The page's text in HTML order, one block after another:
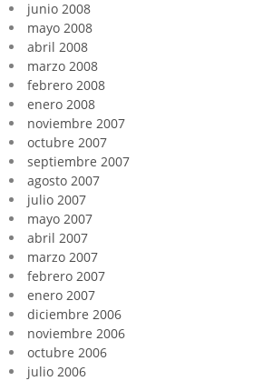
junio 2008
mayo 2008
abril 2008
marzo 2008
febrero 2008
enero 2008
noviembre 2007
octubre 2007
septiembre 2007
agosto 2007
julio 2007
mayo 2007
abril 2007
marzo 2007
febrero 2007
enero 2007
diciembre 2006
noviembre 2006
octubre 2006
julio 2006